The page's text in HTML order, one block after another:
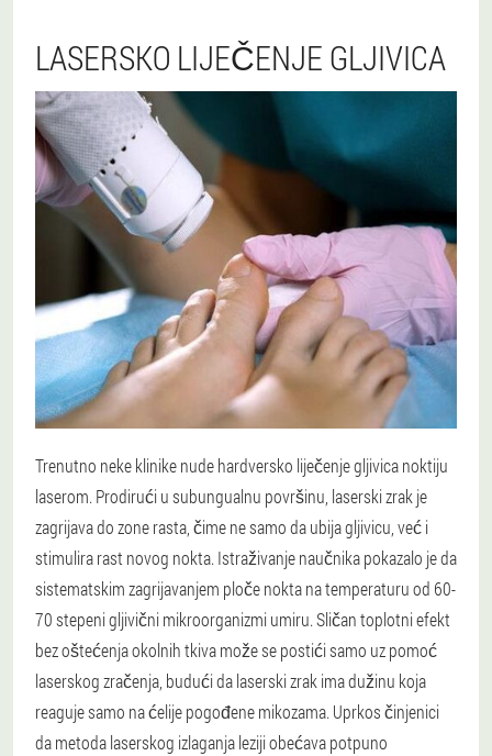
LASERSKO LIJEČENJE GLJIVICA
Trenutno neke klinike nude hardversko liječenje gljivica noktiju
laserom. Prodirući u subungualnu površinu, laserski zrak je
zagrijava do zone rasta, čime ne samo da ubija gljivicu, već i
stimulira rast novog nokta. Istraživanje naučnika pokazalo je da
sistematskim zagrijavanjem ploče nokta na temperaturu od 60-
70 stepeni gljivični mikroorganizmi umiru. Sličan toplotni efekt
bez oštećenja okolnih tkiva može se postići samo uz pomoć
laserskog zračenja, budući da laserski zrak ima dužinu koja
reaguje samo na ćelije pogođene mikozama. Uprkos činjenici
da metoda laserskog izlaganja leziji obećava potpuno